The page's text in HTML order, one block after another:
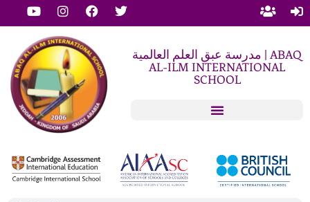
مدرسة عبق العلم العالمية | ABAQ
AL-ILM INTERNATIONAL
SCHOOL